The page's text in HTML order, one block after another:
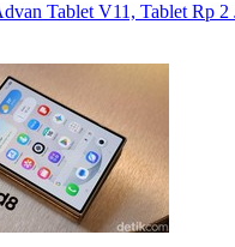
Tablet V11, Tablet Rp 2